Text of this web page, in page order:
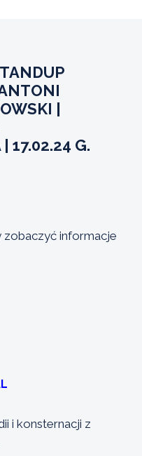
|
17.02.24 G.
zobaczyć informacje
i konsternacji z